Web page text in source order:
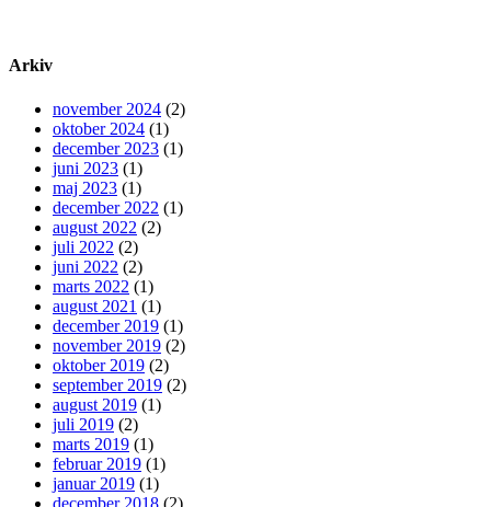
Arkiv
november 2024 (2)
oktober 2024 (1)
december 2023 (1)
juni 2023 (1)
maj 2023 (1)
december 2022 (1)
august 2022 (2)
juli 2022 (2)
juni 2022 (2)
marts 2022 (1)
august 2021 (1)
december 2019 (1)
november 2019 (2)
oktober 2019 (2)
september 2019 (2)
august 2019 (1)
juli 2019 (2)
marts 2019 (1)
februar 2019 (1)
januar 2019 (1)
december 2018 (2)